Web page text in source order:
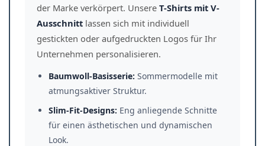
der Marke verkörpert. Unsere T-Shirts mit V-
Ausschnitt lassen sich mit individuell
gestickten oder aufgedruckten Logos für Ihr
Unternehmen personalisieren.
Baumwoll-Basisserie: Sommermodelle mit
atmungsaktiver Struktur.
Slim-Fit-Designs: Eng anliegende Schnitte
für einen ästhetischen und dynamischen
Look.